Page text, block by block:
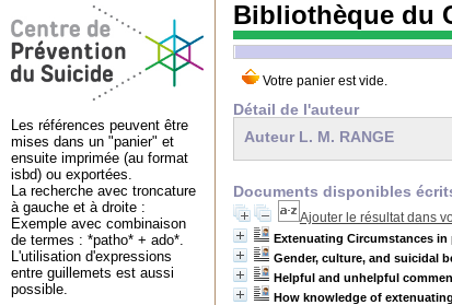
Bibliothèque du
Détail de l'auteur
Auteur L. M. RANGE
Documents disponibles
Ajouter le résultat dans
Extenuating Circumstances in
Gender, culture, and suicidal
Helpful and unhelpful
How knowledge of
Les références peuvent être
mises dans un "panier" et
ensuite imprimée (au format
isbd) ou exportées.
La recherche avec troncature
à gauche et à droite :
Exemple avec combinaison
de termes : *patho* + ado*.
L'utilisation d'expressions
entre guillemets est aussi
possible.